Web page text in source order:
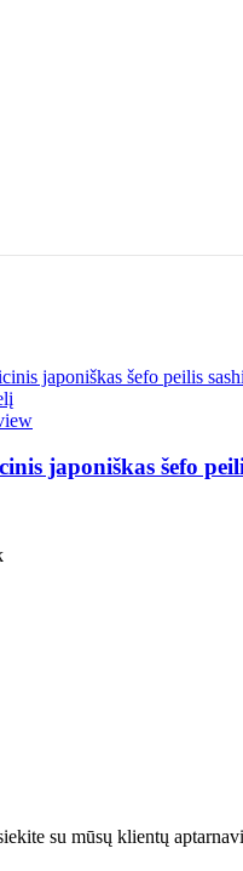
japoniškas šefo
su mūsų klientų